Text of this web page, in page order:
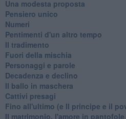
Una modesta proposta
Pensiero unico
Numeri
Pentimenti d'un altro tempo
Il tradimento
Fuori della mischia
Personaggi e parole
Decadenza e declino
Il ballo in maschera
Cattivi presagi
Fino all'ultimo (e Il principe e il
Il matrimonio, l'amore in pantofole